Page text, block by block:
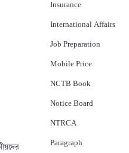
Insurance
International Affairs
Job Preparation
Mobile Price
NCTB Book
Notice Board
NTRCA
Paragraph